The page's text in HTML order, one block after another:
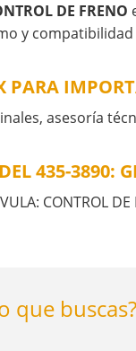
DE FRENO
y
PARA
asesoría
435-3890:
que